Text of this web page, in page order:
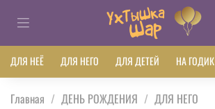
ДЛЯ НЕЁ ДЛЯ НЕГО ДЛЯ ДЕТЕЙ НА ГОДИК
Главная ДЕНЬ РОЖДЕНИЯ ДЛЯ НЕГО